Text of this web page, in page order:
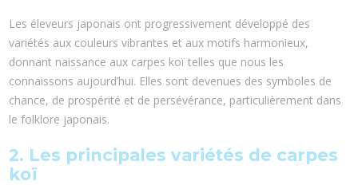
Les éleveurs japonais ont progressivement développé des
variétés aux couleurs vibrantes et aux motifs harmonieux,
donnant naissance aux carpes koï telles que nous les
connaissons aujourd’hui. Elles sont devenues des symboles de
chance, de prospérité et de persévérance, particulièrement dans
le folklore japonais.
2. Les principales variétés de carpes
koï